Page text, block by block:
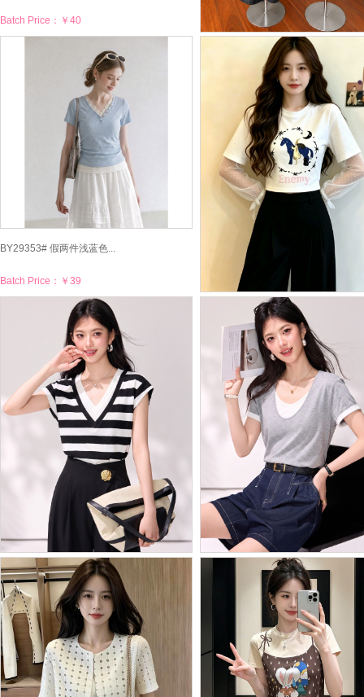
Batch Price： ￥40
BY29385# 甜酷风珍珠肩...
Batch Price：￥46
BY29353# 假两件浅蓝色...
Batch Price： ￥39
BY29305# 百搭夏季圆领...
Batch Price： ￥33
BY29255# 假两件V领条...
Batch Price：￥45
BY29249# 灰色V领假两...
￥35